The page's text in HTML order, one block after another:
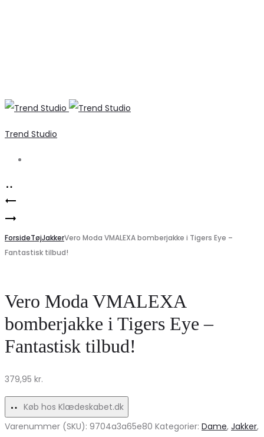
Trend Studio
Product
navigation
Chateau
mørkegrå
Udsalg
på
tilbehør!
Marta
Du
Chateau
med
blomsterprint
–
ForsideTøjJakkerVero Moda VMALEXA bomberjakke i Tigers Eye –
Fantastisk tilbud!
Vero Moda VMALEXA
bomberjakke i Tigers Eye –
Fantastisk tilbud!
379,95 kr.
Køb hos Klædeskabet.dk
Varenummer (SKU): 9704a3a65e80 Kategorier: Dame, Jakker,